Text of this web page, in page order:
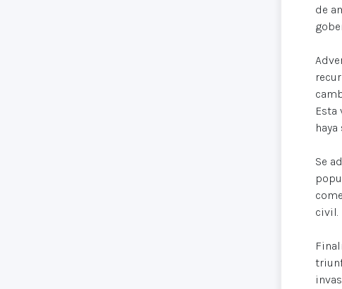
de
Esta
Se
civil.